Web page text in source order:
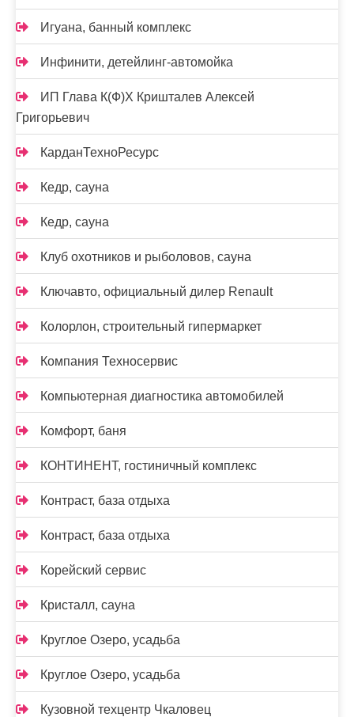
Игуана, банный комплекс
Инфинити, детейлинг-автомойка
ИП Глава К(Ф)Х Кришталев Алексей
Григорьевич
КарданТехноРесурс
Кедр, сауна
Кедр, сауна
Клуб охотников и рыболовов, сауна
Ключавто, официальный дилер Renault
Колорлон, строительный гипермаркет
Компания Техносервис
Компьютерная диагностика автомобилей
Комфорт, баня
КОНТИНЕНТ, гостиничный комплекс
Контраст, база отдыха
Контраст, база отдыха
Корейский сервис
Кристалл, сауна
Круглое Озеро, усадьба
Круглое Озеро, усадьба
Кузовной техцентр Чкаловец